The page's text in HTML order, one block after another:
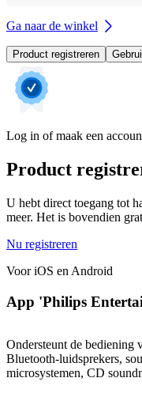
Ga naar de winkel
Product registreren
Log in of maak een
Product
U hebt direct toegang tot
meer. Het is bovendien
Nu registreren
Voor iOS en Android
App 'Philips
Ondersteunt de bediening
Bluetooth-luidsprekers,
microsystemen, CD